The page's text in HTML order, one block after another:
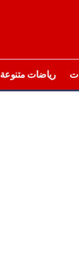
رياضات متنوعة